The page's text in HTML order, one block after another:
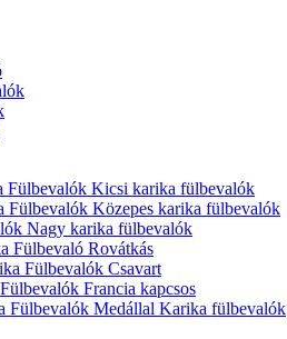
Kicsi karika fülbevalók
Közepes karika fülbevalók
Nagy karika fülbevalók
Rovátkás
Csavart
Francia kapcsos
Karika fülbevalók